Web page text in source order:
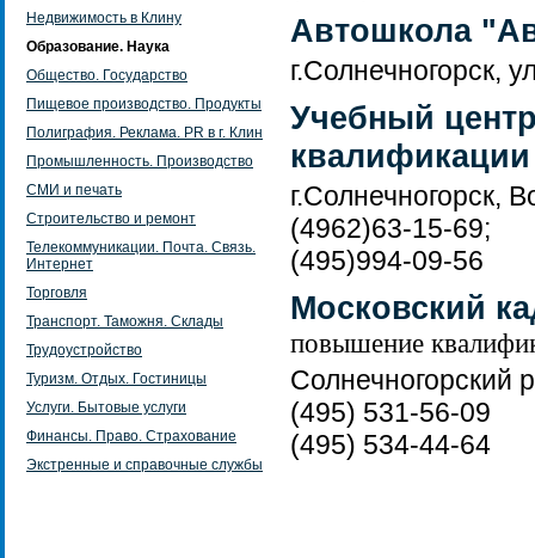
Недвижимость в Клину
Образование. Наука
Общество. Государство
Пищевое производство. Продукты
Полиграфия. Реклама. PR в г. Клин
Промышленность. Производство
СМИ и печать
Строительство и ремонт
Телекоммуникации. Почта. Связь.
Интернет
Торговля
Транспорт. Таможня. Склады
Трудоустройство
Туризм. Отдых. Гостиницы
Услуги. Бытовые услуги
Финансы. Право. Страхование
Экстренные и справочные службы
Автошкола
г.Солнечногорск,
Учебный
г.Солнечногорск,
(4962)63-15-69;
(495)994-09-56
Московский
повышение
Солнечногорский
(495) 531-56-09
(495) 534-44-64